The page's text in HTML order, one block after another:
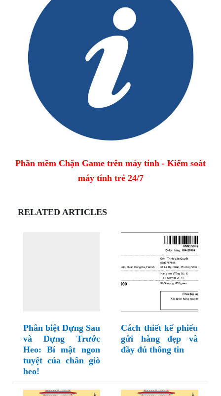
Phần mềm Chặn Game trên máy tính - Kiểm soát
máy tính trẻ 24/7
RELATED ARTICLES
Phân biệt Dựng Sau
và Dựng Trước
Heo: Bí mật ngon
tuyệt của chân giò
heo!
Cách thiết kế phiếu
gửi hàng đẹp và
đầy đủ thông tin